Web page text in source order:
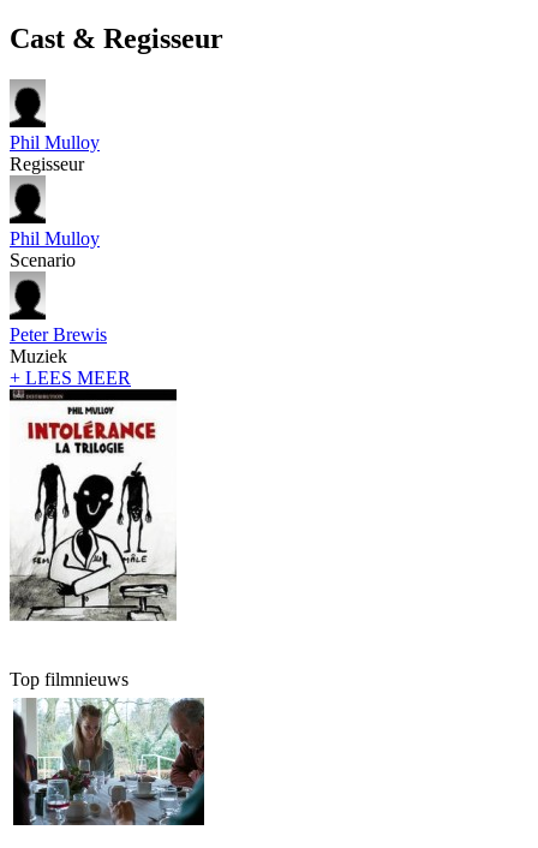
Cast & Regisseur
Phil Mulloy
Regisseur
Phil Mulloy
Scenario
Peter Brewis
Muziek
+ LEES MEER
Top filmnieuws